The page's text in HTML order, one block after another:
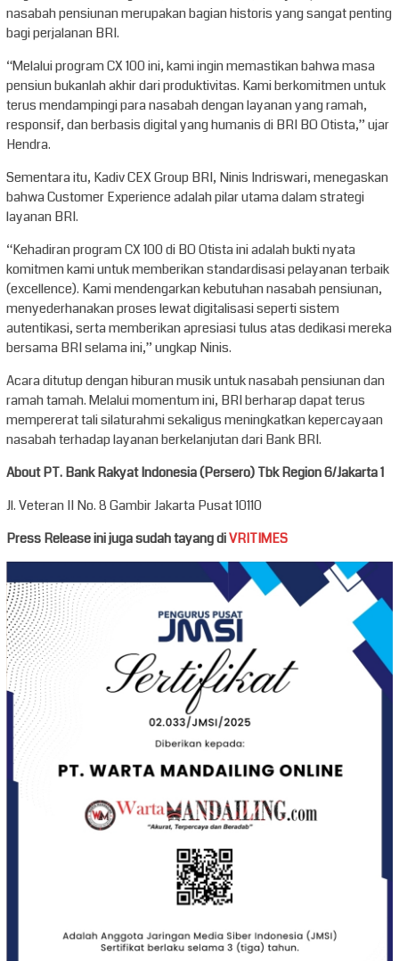
nasabah pensiunan merupakan bagian historis yang sangat penting
bagi perjalanan BRI.
“Melalui program CX 100 ini, kami ingin memastikan bahwa masa
pensiun bukanlah akhir dari produktivitas. Kami berkomitmen untuk
terus mendampingi para nasabah dengan layanan yang ramah,
responsif, dan berbasis digital yang humanis di BRI BO Otista,” ujar
Hendra.
Sementara itu, Kadiv CEX Group BRI, Ninis Indriswari, menegaskan
bahwa Customer Experience adalah pilar utama dalam strategi
layanan BRI.
“Kehadiran program CX 100 di BO Otista ini adalah bukti nyata
komitmen kami untuk memberikan standardisasi pelayanan terbaik
(excellence). Kami mendengarkan kebutuhan nasabah pensiunan,
menyederhanakan proses lewat digitalisasi seperti sistem
autentikasi, serta memberikan apresiasi tulus atas dedikasi mereka
bersama BRI selama ini,” ungkap Ninis.
Acara ditutup dengan hiburan musik untuk nasabah pensiunan dan
ramah tamah. Melalui momentum ini, BRI berharap dapat terus
mempererat tali silaturahmi sekaligus meningkatkan kepercayaan
nasabah terhadap layanan berkelanjutan dari Bank BRI.
About PT. Bank Rakyat Indonesia (Persero) Tbk Region 6/Jakarta 1
Jl. Veteran II No. 8 Gambir Jakarta Pusat 10110
Press Release ini juga sudah tayang diVRITIMES